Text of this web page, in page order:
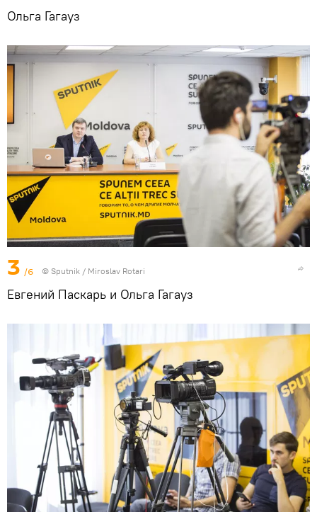
Ольга Гагауз
3 /6 © Sputnik / Miroslav Rotari
Евгений Паскарь и Ольга Гагауз